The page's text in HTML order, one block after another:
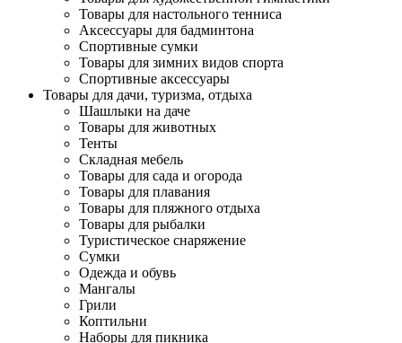
Товары для настольного тенниса
Аксессуары для бадминтона
Спортивные сумки
Товары для зимних видов спорта
Спортивные аксессуары
Товары для дачи, туризма, отдыха
Шашлыки на даче
Товары для животных
Тенты
Складная мебель
Товары для сада и огорода
Товары для плавания
Товары для пляжного отдыха
Товары для рыбалки
Туристическое снаряжение
Сумки
Одежда и обувь
Мангалы
Грили
Коптильни
Наборы для пикника